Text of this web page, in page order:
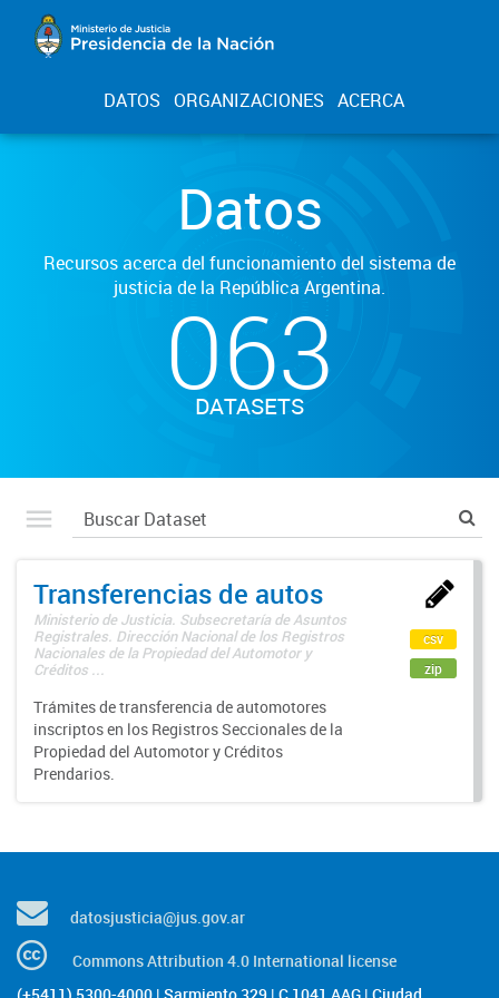
DATOS ORGANIZACIONES ACERCA
Datos
Recursos acerca del funcionamiento del sistema de
justicia de la República Argentina.
063
DATASETS
Transferencias de autos
Ministerio de Justicia. Subsecretaría de Asuntos
Registrales. Dirección Nacional de los Registros
Nacionales de la Propiedad del Automotor y
Créditos ...
Trámites de transferencia de automotores
inscriptos en los Registros Seccionales de la
Propiedad del Automotor y Créditos
Prendarios.
csv
zip
datosjusticia@jus.gov.ar
Commons Attribution 4.0 International license